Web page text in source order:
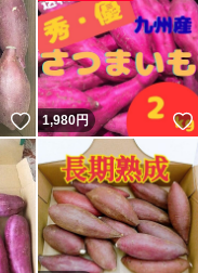
いいね！
1,980円